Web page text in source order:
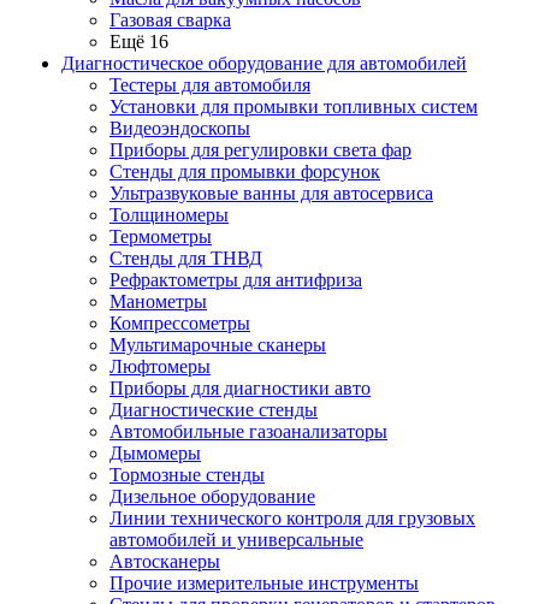
Газовая сварка
Ещё 16
Диагностическое оборудование для автомобилей
Тестеры для автомобиля
Установки для промывки топливных систем
Видеоэндоскопы
Приборы для регулировки света фар
Стенды для промывки форсунок
Ультразвуковые ванны для автосервиса
Толщиномеры
Термометры
Стенды для ТНВД
Рефрактометры для антифриза
Манометры
Компрессометры
Мультимарочные сканеры
Люфтомеры
Приборы для диагностики авто
Диагностические стенды
Автомобильные газоанализаторы
Дымомеры
Тормозные стенды
Дизельное оборудование
Линии технического контроля для грузовых
автомобилей и универсальные
Автосканеры
Прочие измерительные инструменты